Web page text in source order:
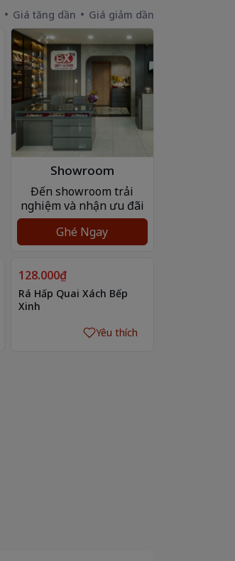
Giá tăng dần Giá giảm dần
Showroom
Đến showroom trải
nghiệm và nhận ưu đãi
Ghé Ngay
128.000₫
Rá Hấp Quai Xách Bếp
Xinh
Yêu thích